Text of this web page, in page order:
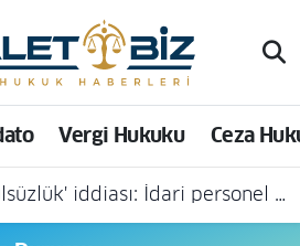
Vergi Hukuku Ceza
iddiası: İdari personel açığa alındı
Durumu ve Fikstür